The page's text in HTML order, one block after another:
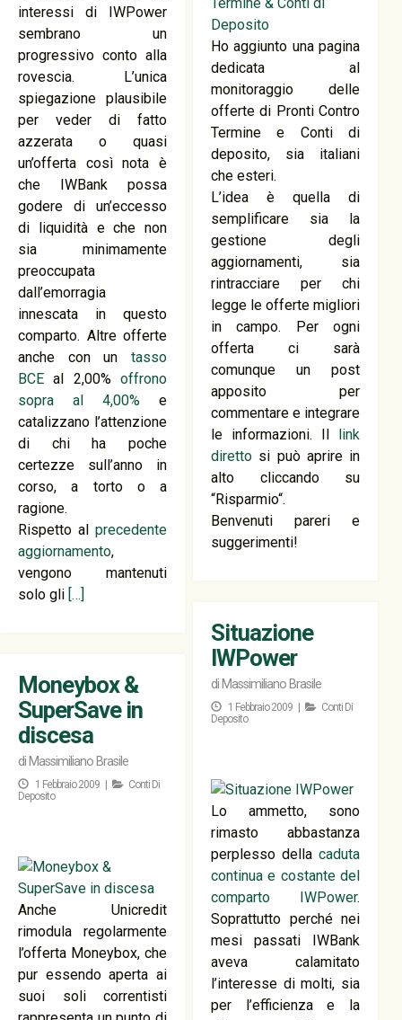
interessi di IWPower
sembrano un
progressivo conto alla
rovescia. L’unica
spiegazione plausibile
per veder di fatto
azzerata o quasi
un’offerta così nota è
che IWBank possa
godere di un’eccesso
di liquidità e che non
sia minimamente
preoccupata
dall’emorragia
innescata in questo
comparto. Altre offerte
anche con untasso
BCE al 2,00%offrono
sopra al 4,00% e
catalizzano l’attenzione
di chi ha poche
certezze sull’anno in
corso, a torto o a
ragione.
Rispetto alprecedente
aggiornamento,
vengono mantenuti
solo gli […]
Ho aggiunto una pagina
dedicata al
monitoraggio delle
offerte di Pronti Contro
Termine e Conti di
deposito, sia italiani
che esteri.
L’idea è quella di
semplificare sia la
gestione degli
aggiornamenti, sia
rintracciare per chi
legge le offerte migliori
in campo. Per ogni
offerta ci sarà
comunque un post
apposito per
commentare e integrare
le informazioni. Il link
diretto si può aprire in
alto cliccando su
“Risparmio“.
Benvenuti pareri e
suggerimenti!
Situazione
IWPower
di Massimiliano Brasile
1 Febbraio 2009 |
Conti Di
Deposito
Lo ammetto, sono
rimasto abbastanza
perplesso dellacaduta
continua e costante del
comparto IWPower.
Soprattutto perché nei
mesi passati IWBank
aveva calamitato
l’interesse di molti, sia
per l’efficienza e la
Moneybox &
SuperSave in
discesa
di Massimiliano Brasile
1 Febbraio 2009 |
Conti Di
Deposito
Anche Unicredit
rimodula regolarmente
l’offerta Moneybox, che
pur essendo aperta ai
suoi soli correntisti